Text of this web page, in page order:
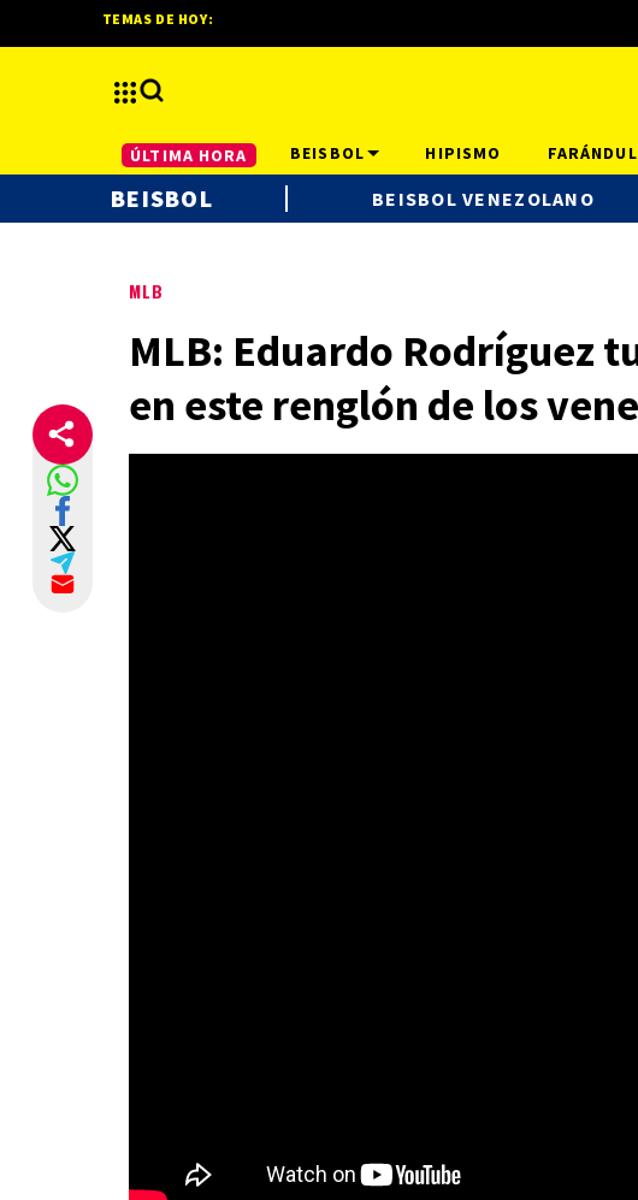
MLB
MLB: Eduardo Rodríguez
en este renglón de los
TEMAS DE HOY:
ÚLTIMA HORA BEISBOL
BEISBOL BEISBOL VENEZOLANO
HIPISMO